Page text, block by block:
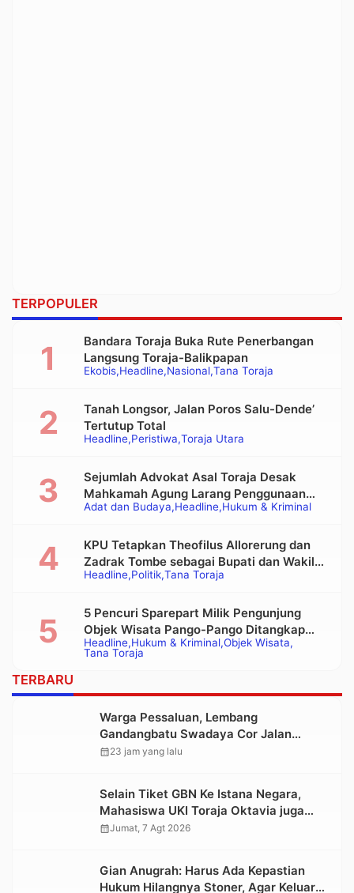
TERPOPULER
Ekobis Headline Nasional Tana Toraja
Bandara Toraja Buka Rute Penerbangan
Langsung Toraja-Balikpapan
Headline Peristiwa Toraja Utara
Tanah Longsor, Jalan Poros Salu-Dende’
Tertutup Total
Adat dan Budaya Headline Hukum & Kriminal
Sejumlah Advokat Asal Toraja Desak
Mahkamah Agung Larang Penggunaan
Alat Berat pada Eksekusi Rumah Adat
Headline Politik Tana Toraja
KPU Tetapkan Theofilus Allorerung dan
Zadrak Tombe sebagai Bupati dan Wakil
Bupati Tana Toraja Terpilih
Headline Hukum & Kriminal Objek Wisata
Tana Toraja
5 Pencuri Sparepart Milik Pengunjung
Objek Wisata Pango-Pango Ditangkap
Polisi
TERBARU
Warga Pessaluan, Lembang
Gandangbatu Swadaya Cor Jalan
Kabupaten
calendar_month23 jam yang lalu
Selain Tiket GBN Ke Istana Negara,
Mahasiswa UKI Toraja Oktavia juga
Lolos ke Pekan Seni Mahasiswa
calendar_monthJumat, 7 Agt 2026
Gian Anugrah: Harus Ada Kepastian
Hukum Hilangnya Stoner, Agar Keluarga